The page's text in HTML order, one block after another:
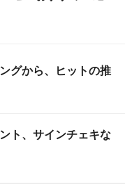
グから、ヒットの推
ト、サインチェキな